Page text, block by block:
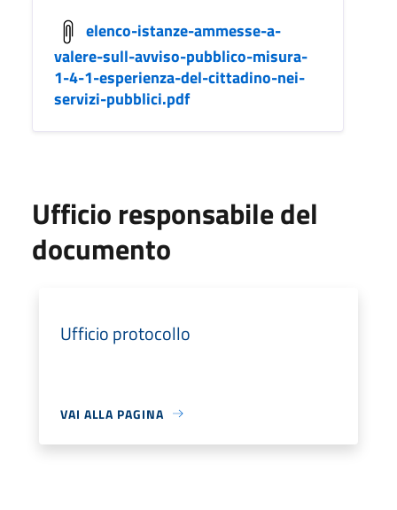
elenco-istanze-ammesse-a-
valere-sull-avviso-pubblico-misura-
1-4-1-esperienza-del-cittadino-nei-
servizi-pubblici.pdf
Ufficio responsabile del
documento
Ufficio protocollo
VAI ALLA PAGINA